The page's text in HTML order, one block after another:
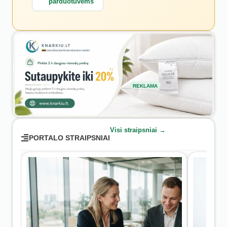
REKLAMA
PORTALO STRAIPSNIAI
Visi straipsniai →